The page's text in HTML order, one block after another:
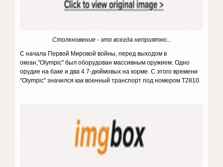
Столкновение - это всегда неприятно...
С начала Первой Мировой войны, перед выходом в
океан,"Olympic" был оборудован массивным оружием. Одно
орудие на баке и два 4.7-дюймовых на корме. С этого времени
"Olympic" значился как военный транспорт под номером T2810.